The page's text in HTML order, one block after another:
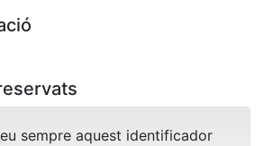
sempre aquest identificador